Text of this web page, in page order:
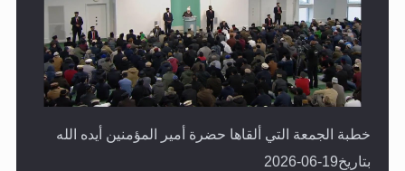
خطبة الجمعة التي ألقاها حضرة أمير المؤمنين أيده الله
بتاريخ19-06-2026